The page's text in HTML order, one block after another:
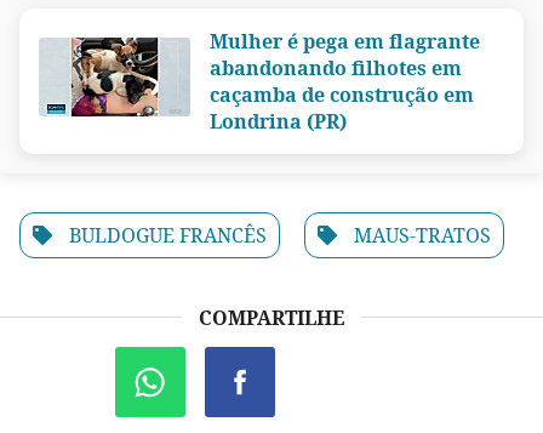
Mulher é pega em flagrante
abandonando filhotes em
caçamba de construção em
Londrina (PR)
BULDOGUE FRANCÊS MAUS-TRATOS
COMPARTILHE